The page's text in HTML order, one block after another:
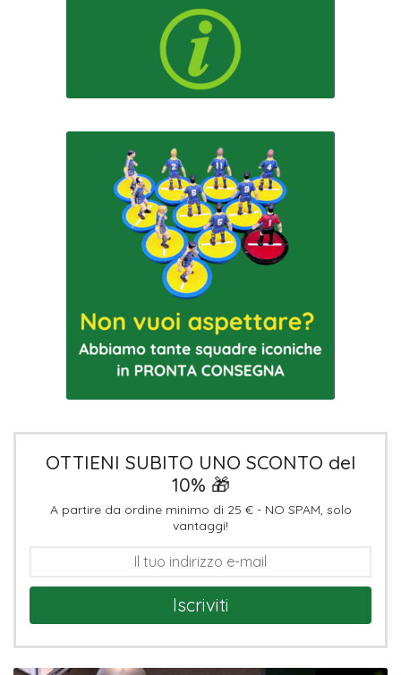
OTTIENI SUBITO UNO SCONTO del
10% 🎁
A partire da ordine minimo di 25 € - NO SPAM, solo
vantaggi!
Iscriviti